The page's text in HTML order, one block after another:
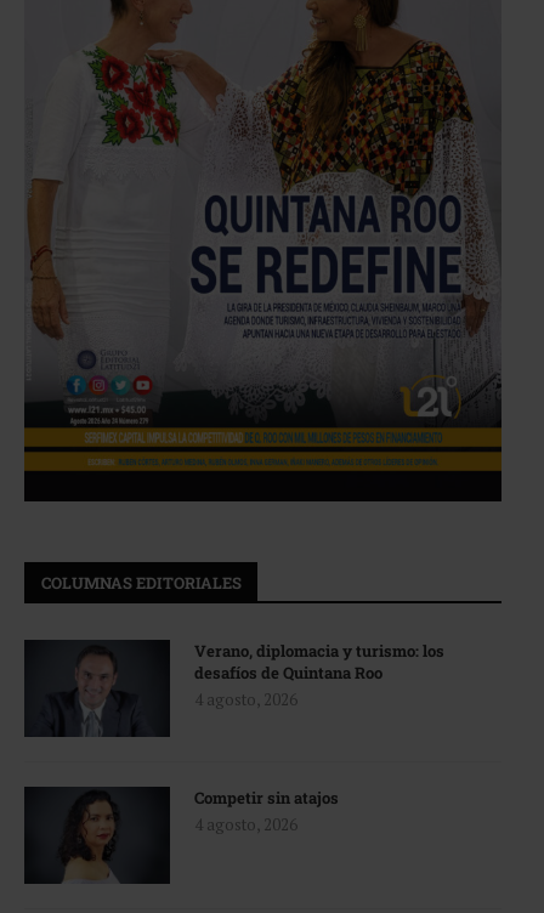
COLUMNAS EDITORIALES
Verano, diplomacia y turismo: los
desafíos de Quintana Roo
4 agosto, 2026
Competir sin atajos
4 agosto, 2026